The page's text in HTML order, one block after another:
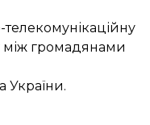
між громадянами
України.